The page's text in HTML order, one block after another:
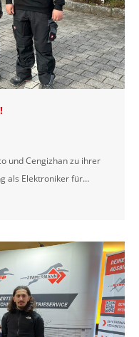
und Cengizhan zu ihrer
als Elektroniker für…